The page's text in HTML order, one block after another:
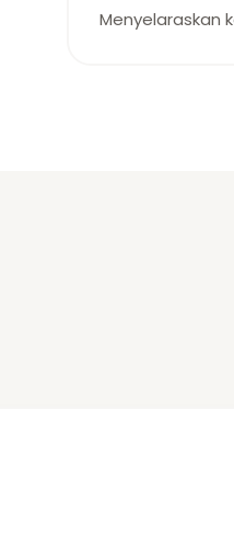
Menyelaraskan